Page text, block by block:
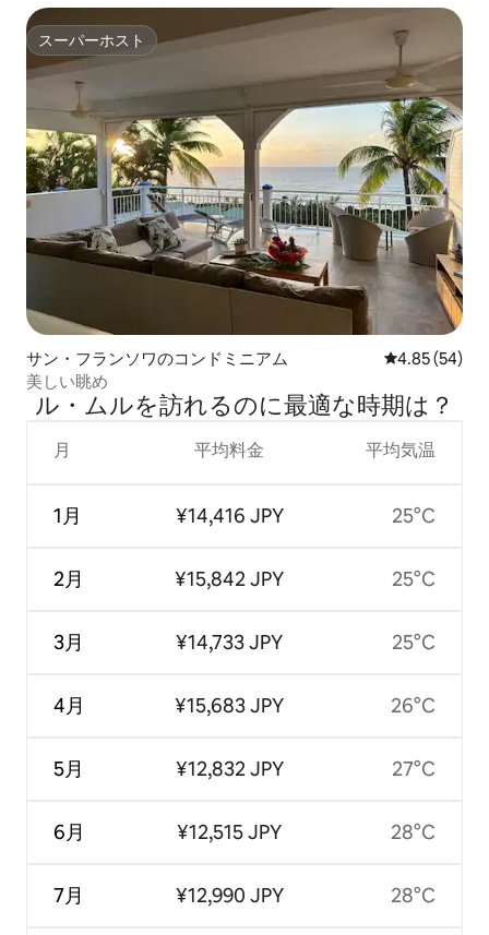
スーパーホスト
スーパーホスト
サン・フランソワのコンドミニアム レビュー54
4.85 (54)
美しい眺め
ル・ムルを訪⁠れ⁠るの⁠に最⁠適⁠な時⁠期⁠は⁠？
月
1月
2月
3月
4月
5月
6月
7月
平均料金
¥14,416 JPY
¥15,842 JPY
¥14,733 JPY
¥15,683 JPY
¥12,832 JPY
¥12,515 JPY
¥12,990 JPY
平均気温
25°C
25°C
25°C
26°C
27°C
28°C
28°C